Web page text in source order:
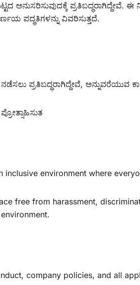
ಅನುಸರಿಸುವುದಕ್ಕೆ
ಪದ್ಧತಿಗಳನ್ನು ವಿವರಿಸುತ್ತದೆ.
ಪ್ರತಿಬದ್ಧರಾಗಿದ್ದೇವೆ, ಅನ್ನುವರೆಯುವ
environment where
free from harassment,
company policies, and all